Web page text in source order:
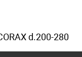
d.200-280